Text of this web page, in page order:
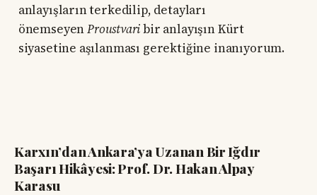
anlayışların terkedilip, detayları
önemseyenProustvaribir anlayışın Kürt
siyasetine aşılanması gerektiğine inanıyorum.
Karxın’dan Ankara’ya Uzanan Bir Iğdır
Başarı Hikâyesi: Prof. Dr. Hakan Alpay
Karasu